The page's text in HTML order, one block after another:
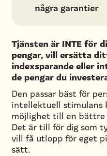
några garantier
Tjänsten är INTE för
pengar, vill ersätta
indexsparande eller
de pengar du
Den passar bäst för
intellektuell stimulans
möjlighet till en bättre
Det är till för dig som
vill få utlopp för eget
sätt.